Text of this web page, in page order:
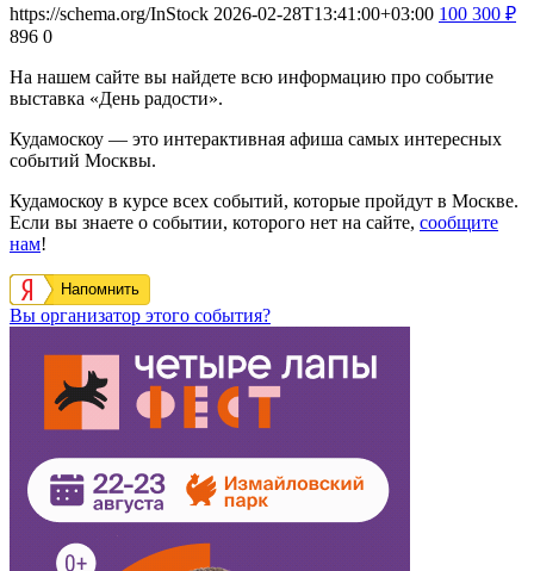
https://schema.org/InStock 2026-02-28T13:41:00+03:00 100 300 ₽
896 0
На нашем сайте вы найдете всю информацию про событие
выставка «День радости».
Кудамоскоу — это интерактивная афиша самых интересных
событий Москвы.
Кудамоскоу в курсе всех событий, которые пройдут в Москве.
Если вы знаете о событии, которого нет на сайте, сообщите
нам!
Напомнить
Вы организатор этого события?